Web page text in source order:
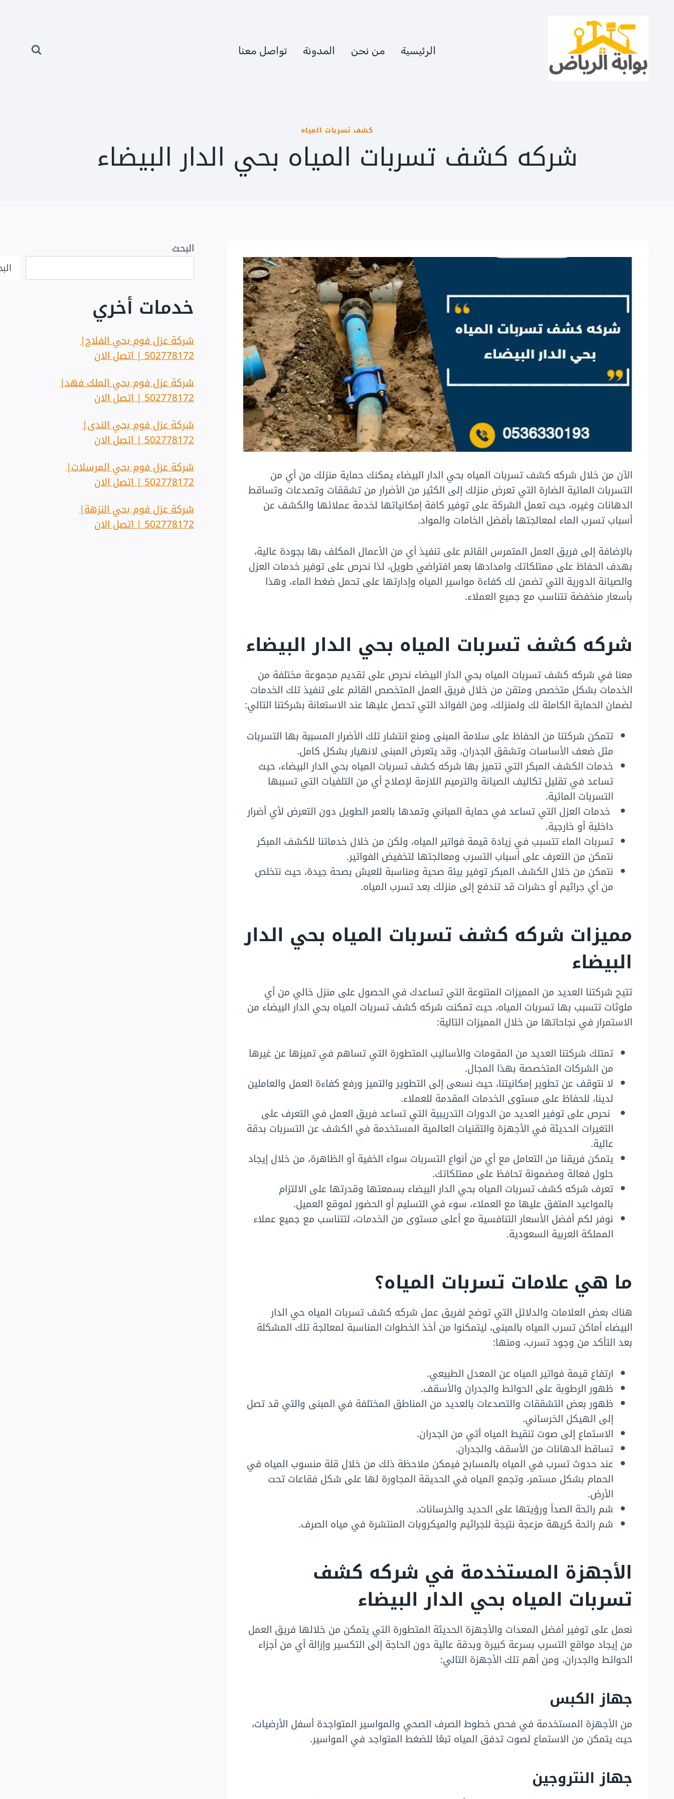
الرئيسية من نحن المدونة تواصل معنا
كشف تسربات المياه
شركه كشف تسربات المياه بحي الدار البيضاء
الآن من خلال شركه كشف تسربات المياه بحي الدار البيضاء يمكنك حماية منزلك من أي من
التسربات المائية الضارة التي تعرض منزلك إلى الكثير من الأضرار من تشققات وتصدعات وتساقط
الدهانات وغيره، حيث تعمل الشركة على توفير كافة إمكانياتها لخدمة عملائها والكشف عن
أسباب تسرب الماء لمعالجتها بأفضل الخامات والمواد.
بالإضافة إلى فريق العمل المتمرس القائم على تنفيذ أي من الأعمال المكلف بها بجودة عالية،
بهدف الحفاظ على ممتلكاتك وامدادها بعمر افتراضي طويل، لذا نحرص على توفير خدمات العزل
والصيانة الدورية التي تضمن لك كفاءة مواسير المياه وإدارتها على تحمل ضغط الماء، وهذا
بأسعار منخفضة تتناسب مع جميع العملاء.
شركه كشف تسربات المياه بحي الدار البيضاء
معنا في شركه كشف تسربات المياه بحي الدار البيضاء نحرص على تقديم مجموعة مختلفة من
الخدمات بشكل متخصص ومتقن من خلال فريق العمل المتخصص القائم على تنفيذ تلك الخدمات
لضمان الحماية الكاملة لك ولمنزلك، ومن الفوائد التي تحصل عليها عند الاستعانة بشركتنا التالي:
تتمكن شركتنا من الحفاظ على سلامة المبنى ومنع انتشار تلك الأضرار المسببة بها التسربات
مثل ضعف الأساسات وتشقق الجدران، وقد يتعرض المبنى لانهيار بشكل كامل.
خدمات الكشف المبكر التي تتميز بها شركه كشف تسربات المياه بحي الدار البيضاء، حيث
تساعد في تقليل تكاليف الصيانة والترميم اللازمة لإصلاح أي من التلفيات التي تسببها
التسربات المائية.
خدمات العزل التي تساعد في حماية المباني وتمدها بالعمر الطويل دون التعرض لأي أضرار
داخلية أو خارجية.
تسربات الماء تتسبب في زيادة قيمة فواتير المياه، ولكن من خلال خدماتنا للكشف المبكر
نتمكن من التعرف على أسباب التسرب ومعالجتها لتخفيض الفواتير.
نتمكن من خلال الكشف المبكر توفير بيئة صحية ومناسبة للعيش بصحة جيدة، حيث نتخلص
من أي جراثيم أو حشرات قد تندفع إلى منزلك بعد تسرب المياه.
مميزات شركه كشف تسربات المياه بحي الدار
البيضاء
تتيح شركتنا العديد من المميزات المتنوعة التي تساعدك في الحصول على منزل خالي من أي
ملوثات تتسبب بها تسربات المياه، حيث تمكنت شركه كشف تسربات المياه بحي الدار البيضاء من
الاستمرار في نجاحاتها من خلال المميزات التالية:
تمتلك شركتنا العديد من المقومات والأساليب المتطورة التي تساهم في تميزها عن غيرها
من الشركات المتخصصة بهذا المجال.
لا نتوقف عن تطوير إمكانيتنا، حيث نسعى إلى التطوير والتميز ورفع كفاءة العمل والعاملين
لدينا، للحفاظ على مستوى الخدمات المقدمة للعملاء.
نحرص على توفير العديد من الدورات التدريبية التي تساعد فريق العمل في التعرف على
التغيرات الحديثة في الأجهزة والتقنيات العالمية المستخدمة في الكشف عن التسربات بدقة
عالية.
يتمكن فريقنا من التعامل مع أي من أنواع التسربات سواء الخفية أو الظاهرة، من خلال إيجاد
حلول فعالة ومضمونة تحافظ على ممتلكاتك.
تعرف شركه كشف تسربات المياه بحي الدار البيضاء بسمعتها وقدرتها على الالتزام
بالمواعيد المتفق عليها مع العملاء، سوء في التسليم أو الحضور لموقع العميل.
نوفر لكم أفضل الأسعار التنافسية مع أعلى مستوى من الخدمات، لتتناسب مع جميع عملاء
المملكة العربية السعودية.
ما هي علامات تسربات المياه؟
هناك بعض العلامات والدلائل التي توضح لفريق عمل شركه كشف تسربات المياه حي الدار
البيضاء أماكن تسرب المياه بالمبنى، ليتمكنوا من أخذ الخطوات المناسبة لمعالجة تلك المشكلة
بعد التأكد من وجود تسرب، ومنها:
ارتفاع قيمة فواتير المياه عن المعدل الطبيعي.
ظهور الرطوبة على الحوائط والجدران والأسقف.
ظهور بعض التشققات والتصدعات بالعديد من المناطق المختلفة في المبنى والتي قد تصل
إلى الهيكل الخرساني.
الاستماع إلى صوت تنقيط المياه أتي من الجدران.
تساقط الدهانات من الأسقف والجدران.
عند حدوث تسرب في المياه بالمسابح فيمكن ملاحظة ذلك من خلال قلة منسوب المياه في
الحمام بشكل مستمر، وتجمع المياه في الحديقة المجاورة لها على شكل فقاعات تحت
الأرض.
شم رائحة الصدأ ورؤيتها على الحديد والخرسانات.
شم رائحة كريهة مزعجة نتيجة للجراثيم والميكروبات المنتشرة في مياه الصرف.
الأجهزة المستخدمة في شركه كشف
تسربات المياه بحي الدار البيضاء
نعمل على توفير أفضل المعدات والأجهزة الحديثة المتطورة التي يتمكن من خلالها فريق العمل
من إيجاد مواقع التسرب بسرعة كبيرة وبدقة عالية دون الحاجة إلى التكسير وإزالة أي من أجزاء
الحوائط والجدران، ومن أهم تلك الأجهزة التالي:
جهاز الكبس
من الأجهزة المستخدمة في فحص خطوط الصرف الصحي والمواسير المتواجدة أسفل الأرضيات،
حيث يتمكن من الاستماع لصوت تدفق المياه تبعًا للضغط المتواجد في المواسير.
جهاز النتروجين
البحث
خدمات أخري
شركة عزل فوم بحي الفلاح|
502778172 | اتصل الان
شركة عزل فوم بحي الملك فهد|
502778172 | اتصل الان
شركة عزل فوم بحي الندى|
502778172 | اتصل الان
شركة عزل فوم بحي المرسلات|
502778172 | اتصل الان
شركة عزل فوم بحي النزهة|
502778172 | اتصل الان